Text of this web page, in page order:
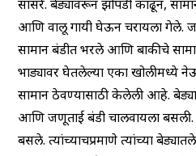
सासरे. बेड्यावरून झोपडी काढून,
आणि वालू गायी घेऊन चरायला गेले.
सामान बंडीत भरले आणि बाकीचे
भाड्यावर घेतलेल्या एका खोलीमध्ये
सामान ठेवण्यासाठी केलेली आहे.
आणि जणूताई बंडी चालवायला
बसले. त्यांच्याचप्रमाणे त्यांच्या